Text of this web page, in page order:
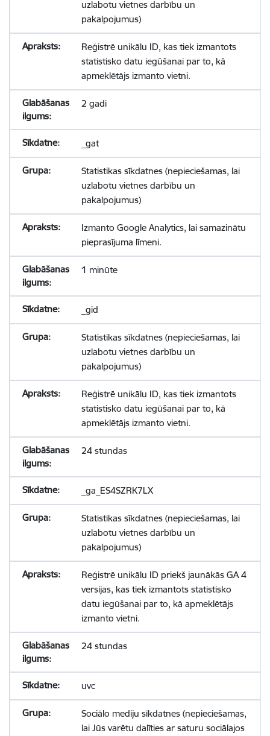
uzlabotu vietnes darbību un
pakalpojumus)
Reģistrē unikālu ID, kas tiek izmantots
statistisko datu iegūšanai par to, kā
apmeklētājs izmanto vietni.
2 gadi
_gat
Statistikas sīkdatnes (nepieciešamas, lai
uzlabotu vietnes darbību un
pakalpojumus)
Izmanto Google Analytics, lai samazinātu
pieprasījuma līmeni.
1 minūte
_gid
Statistikas sīkdatnes (nepieciešamas, lai
uzlabotu vietnes darbību un
pakalpojumus)
Reģistrē unikālu ID, kas tiek izmantots
statistisko datu iegūšanai par to, kā
apmeklētājs izmanto vietni.
24 stundas
_ga_ES4SZRK7LX
Statistikas sīkdatnes (nepieciešamas, lai
uzlabotu vietnes darbību un
pakalpojumus)
Reģistrē unikālu ID priekš jaunākās GA 4
versijas, kas tiek izmantots statistisko
datu iegūšanai par to, kā apmeklētājs
izmanto vietni.
24 stundas
uvc
Sociālo mediju sīkdatnes (nepieciešamas,
lai Jūs varētu dalīties ar saturu sociālajos